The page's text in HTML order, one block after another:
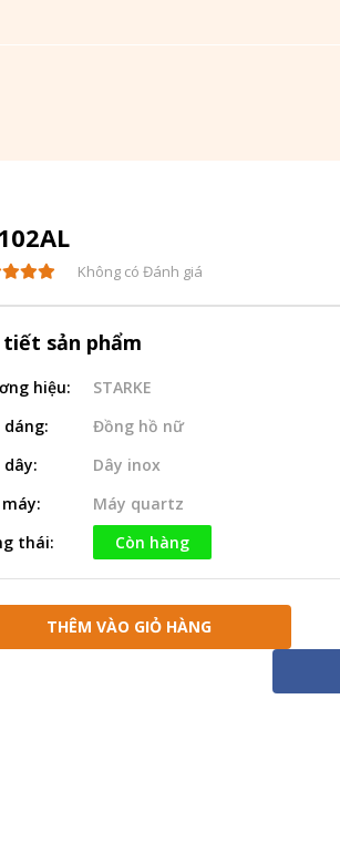
Không có Đánh giá
tiết sản phẩm
hiệu:
STARKE
dáng:
Đồng hồ nữ
dây:
Dây inox
Máy quartz
thái:
Còn hàng
THÊM VÀO GIỎ HÀNG